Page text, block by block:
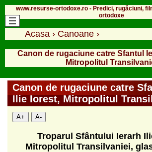
www.resurse-ortodoxe.ro - Predici, rugăciuni,
ortodoxe
Acasa › Canoane ›
Canon de rugaciune catre Sfantul
Mitropolitul
Canon de rugaciune catre
Ilie Iorest, Mitropolitul
A+ A-
Troparul Sfântului Ierarh
Mitropolitul Transilvaniei,